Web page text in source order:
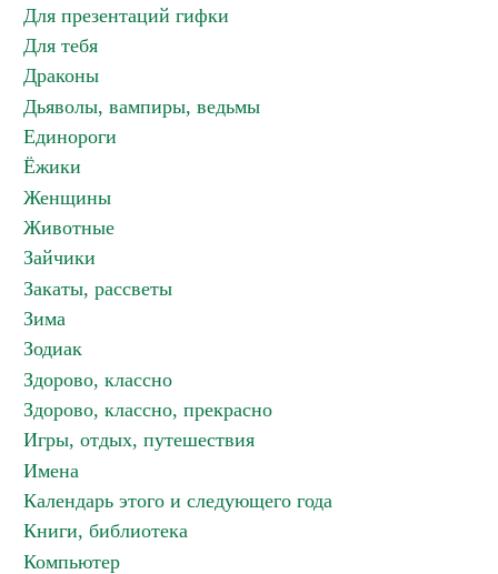
Для презентаций гифки
Для тебя
Драконы
Дьяволы, вампиры, ведьмы
Единороги
Ёжики
Женщины
Животные
Зайчики
Закаты, рассветы
Зима
Зодиак
Здорово, классно
Здорово, классно, прекрасно
Игры, отдых, путешествия
Имена
Календарь этого и следующего года
Книги, библиотека
Компьютер